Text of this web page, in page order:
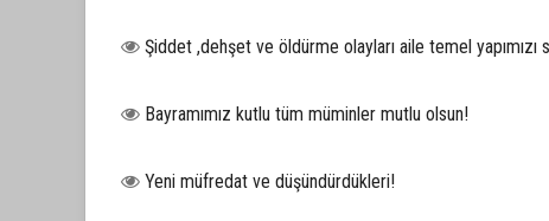
Şiddet ,dehşet ve öldürme olayları aile temel yapımızı
Bayramımız kutlu tüm müminler mutlu olsun!
Yeni müfredat ve düşündürdükleri!